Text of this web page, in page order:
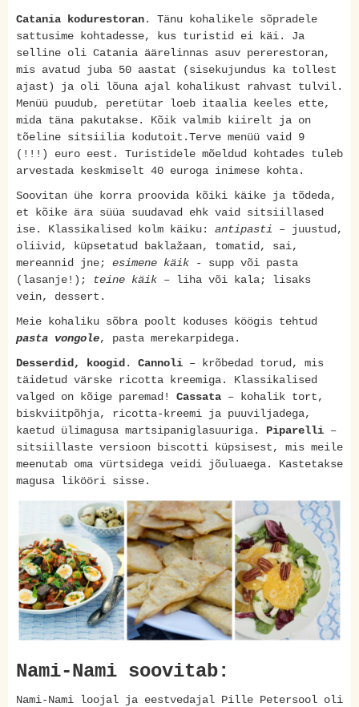
Catania kodurestoran. Tänu kohalikele sõpradele
sattusime kohtadesse, kus turistid ei käi. Ja
selline oli Catania äärelinnas asuv pererestoran,
mis avatud juba 50 aastat (sisekujundus ka tollest
ajast) ja oli lõuna ajal kohalikust rahvast tulvil.
Menüü puudub, peretütar loeb itaalia keeles ette,
mida täna pakutakse. Kõik valmib kiirelt ja on
tõeline sitsiilia kodutoit.Terve menüü vaid 9
(!!!) euro eest. Turistidele mõeldud kohtades tuleb
arvestada keskmiselt 40 euroga inimese kohta.
Soovitan ühe korra proovida kõiki käike ja tõdeda,
et kõike ära süüa suudavad ehk vaid sitsiillased
ise. Klassikalised kolm käiku: antipasti – juustud,
oliivid, küpsetatud baklažaan, tomatid, sai,
mereannid jne; esimene käik
- supp või pasta
(lasanje!);
teine käik – liha või kala; lisaks
vein, dessert.
Meie kohaliku sõbra poolt koduses köögis tehtud
pasta vongole, pasta merekarpidega.
Desserdid, koogid. Cannoli – krõbedad torud, mis
täidetud värske ricotta kreemiga. Klassikalised
valged on kõige paremad! Cassata – kohalik tort,
biskviitpõhja, ricotta-kreemi ja puuviljadega,
kaetud ülimagusa martsipaniglasuuriga. Piparelli –
sitsiillaste versioon biscotti küpsisest, mis meile
meenutab oma vürtsidega veidi jõuluaega. Kastetakse
magusa likööri sisse.
Nami-Nami soovitab:
Nami-Nami loojal ja eestvedajal Pille Petersool oli